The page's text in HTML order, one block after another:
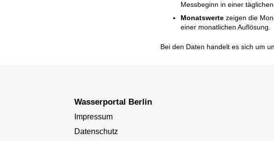
Messbeginn in einer
Monatswertezeigen die
einer monatlichen Auflösung.
Bei den Daten handelt es sich um
Wasserportal Berlin
Impressum
Datenschutz